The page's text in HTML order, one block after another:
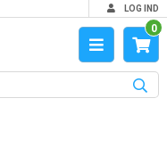
LOG IND
0